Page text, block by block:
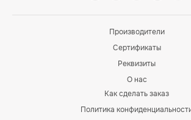
Производители
Сертификаты
Реквизиты
О нас
Как сделать заказ
Политика